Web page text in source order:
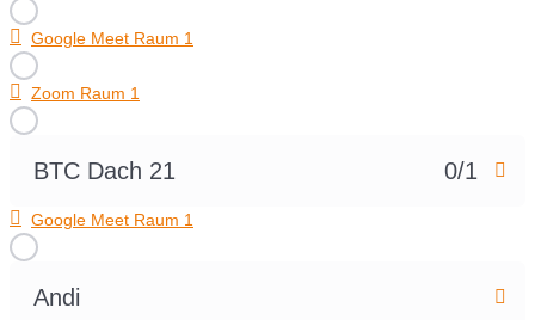
Google Meet Raum 1
Zoom Raum 1
BTC Dach 21 0/1
Google Meet Raum 1
Andi